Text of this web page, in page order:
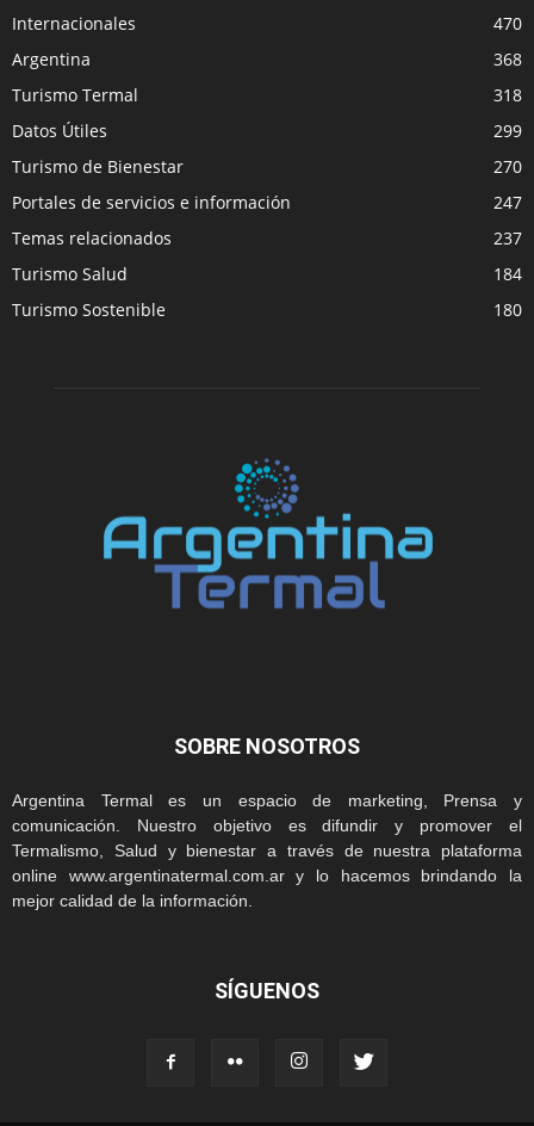
Internacionales
470
Argentina
368
Turismo Termal
318
Datos Útiles
299
Turismo de Bienestar
270
Portales de servicios e información
247
Temas relacionados
237
Turismo Salud
184
Turismo Sostenible
180
SOBRE NOSOTROS
Argentina Termal es un espacio de marketing, Prensa y
comunicación. Nuestro objetivo es difundir y promover el
Termalismo, Salud y bienestar a través de nuestra plataforma
online www.argentinatermal.com.ar y lo hacemos brindando la
mejor calidad de la información.
SÍGUENOS